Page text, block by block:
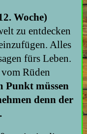
Woche)
zu entdecken
Alles
fürs Leben.
Rüden
Punkt müssen
denn der